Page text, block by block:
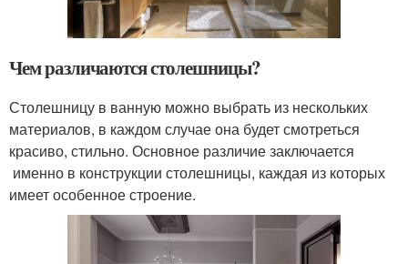
Чем различаются столешницы?
Столешницу в ванную можно выбрать из нескольких
материалов, в каждом случае она будет смотреться
красиво, стильно. Основное различие заключается
именно в конструкции столешницы, каждая из которых
имеет особенное строение.